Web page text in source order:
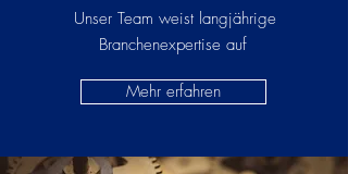
Unser Team weist langjährige
Branchenexpertise auf
Mehr erfahren